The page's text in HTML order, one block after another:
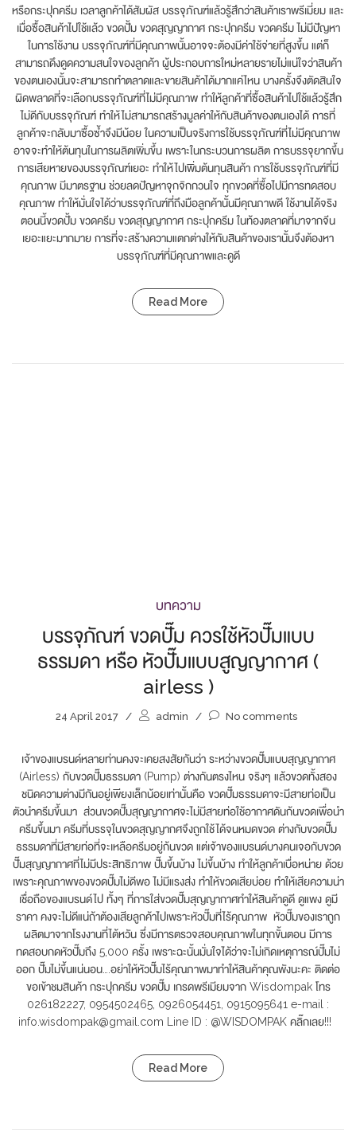
หรือกระปุกครีม เวลาลูกค้าได้สัมผัส บรรจุภัณฑ์แล้วรู้สึกว่าสินค้าเราพรีเมี่ยม และ
เมื่อซื้อสินค้าไปใช้แล้ว ขวดปั้ม ขวดสุญญากาศ กระปุกครีม ขวดครีม ไม่มีปัญหา
ในการใช้งาน บรรจุภัณฑ์ที่มีคุณภาพนั้นอาจจะต้องมีค่าใช้จ่ายที่สูงขึ้น แต่ก็
สามารถดึงดูดความสนใจของลูกค้า ผู้ประกอบการใหม่หลายรายไม่แน่ใจว่าสินค้า
ของตนเองนั้นจะสามารถทำตลาดและขายสินค้าได้มากแค่ไหน บางครั้งจึงตัดสินใจ
ผิดพลาดที่จะเลือกบรรจุภัณฑ์ที่ไม่มีคุณภาพ ทำให้ลูกค้าที่ซื้อสินค้าไปใช้แล้วรู้สึก
ไม่ดีกับบรรจุภัณฑ์ ทำให้ไม่สามารถสร้างมูลค่าให้กับสินค้าของตนเองได้ การที่
ลูกค้าจะกลับมาซื้อซ้ำจึงมีน้อย ในความเป็นจริงการใช้บรรจุภัณฑ์ที่ไม่มีคุณภาพ
อาจจะทำให้ต้นทุนในการผลิตเพิ่มขึ้น เพราะในกระบวนการผลิต การบรรจุยากขึ้น
การเสียหายของบรรจุภัณฑ์เยอะ ทำให้ไปเพิ่มต้นทุนสินค้า การใช้บรรจุภัณฑ์ที่มี
คุณภาพ มีมาตรฐาน ช่วยลดปัญหาจุกจิกกวนใจ ทุกขวดที่ซื้อไปมีการทดสอบ
คุณภาพ ทำให้มั่นใจได้ว่าบรรจุภัณฑ์ที่ถึงมือลูกค้านั้นมีคุณภาพดี ใช้งานได้จริง
ตอนนี้ขวดปั้ม ขวดครีม ขวดสุญญากาศ กระปุกครีม ในท้องตลาดที่มาจากจีน
เยอะแยะมากมาย การที่จะสร้างความแตกต่างให้กับสินค้าของเรานั้นจึงต้องหา
บรรจุภัณฑ์ที่มีคุณภาพและดูดี
Read More
บทความ
บรรจุภัณฑ์ ขวดปั๊ม ควรใช้หัวปั๊มแบบ
ธรรมดา หรือ หัวปั๊มแบบสูญญากาศ (
airless )
24 April 2017 / admin / No comments
เจ้าของแบรนด์หลายท่านคงจะเคยสงสัยกันว่า ระหว่างขวดปั๊มแบบสุญญากาศ
(Airless) กับขวดปั๊มธรรมดา (Pump) ต่างกันตรงไหน จริงๆ แล้วขวดทั้งสอง
ชนิดความต่างมีกันอยู่เพียงเล็กน้อยเท่านั้นคือ ขวดปั๊มธรรมดาจะมีสายท่อเป็น
ตัวนำครีมขึ้นมา ส่วนขวดปั๊มสุญญากาศจะไม่มีสายท่อใช้อากาศดันก้นขวดเพื่อนำ
ครีมขึ้นมา ครีมที่บรรจุในขวดสุญญากศจึงถูกใช้ได้จนหมดขวด ต่างกับขวดปั๊ม
ธรรมดาที่มีสายท่อที่จะเหลือครีมอยู่ก้นขวด แต่เจ้าของแบรนด์บางคนเจอกับขวด
ปั๊มสุญญากาศที่ไม่มีประสิทธิภาพ ปั๊มขึ้นบ้าง ไม่ขึ้นบ้าง ทำให้ลูกค้าเบื่อหน่าย ด้วย
เพราะคุณภาพของขวดปั๊มไม่ดีพอ ไม่มีแรงส่ง ทำให้ขวดเสียบ่อย ทำให้เสียความน่า
เชื่อถือของแบรนด์ไป ทั้งๆ ที่การใส่ขวดปั๊มสุญญากาศทำให้สินค้าดูดี ดูแพง ดูมี
ราคา คงจะไม่ดีแน่ถ้าต้องเสียลูกค้าไปเพราะหัวปั๊มที่ไร้คุณภาพ หัวปั๊มของเราถูก
ผลิตมาจากโรงงานที่ไต้หวัน ซึ่งมีการตรวจสอบคุณภาพในทุกขั้นตอน มีการ
ทดสอบกดหัวปั๊มถึง 5,000 ครั้ง เพราะฉะนั้นมั่นใจได้ว่าจะไม่เกิดเหตุการณ์ปั๊มไม่
ออก ปั๊มไม่ขึ้นแน่นอน….อย่าให้หัวปั๊มไร้คุณภาพมาทำให้สินค้าคุณพังนะคะ ติดต่อ
ขอเข้าชมสินค้า กระปุกครีม ขวดปั๊ม เกรดพรีเมียมจาก Wisdompak โทร
026182227, 0954502465, 0926054451, 0915095641 e-mail :
info.wisdompak@gmail.com Line ID : @WISDOMPAK คลิ๊กเลย!!!
Read More